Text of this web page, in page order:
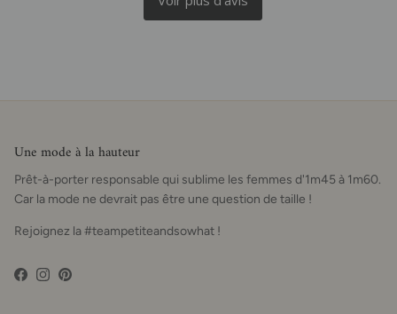
Une mode à la hauteur
Prêt-à-porter responsable qui sublime les femmes d'1m45 à 1m60.
Car la mode ne devrait pas être une question de taille !
Rejoignez la #teampetiteandsowhat !
Facebook
Instagram
Pinterest